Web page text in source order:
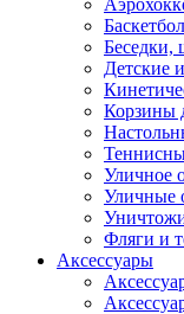
Беседки,
Детские
Корзины
Уличное
Уличные
Фляги и
Аксессуары